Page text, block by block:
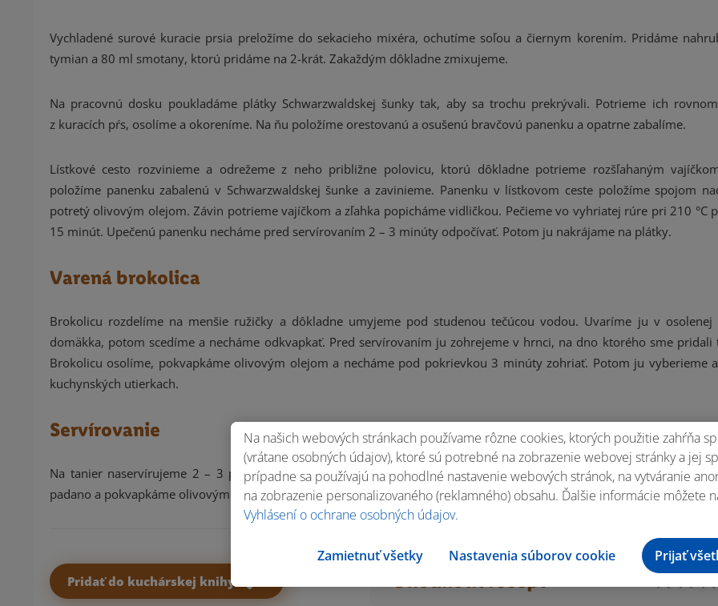
Vychladené surové kuracie prsia preložíme do sekacieho mixéra, ochutíme soľou a čiernym korením. Pridáme
tymian a 80 ml smotany, ktorú pridáme na 2-krát. Zakaždým dôkladne zmixujeme.
Na pracovnú dosku poukladáme plátky Schwarzwaldskej šunky tak, aby sa trochu prekrývali. Potrieme ich
z kuracích pŕs, osolíme a okoreníme. Na ňu položíme orestovanú a osušenú bravčovú panenku a opatrne zabalíme.
Lístkové cesto rozvinieme a odrežeme z neho približne polovicu, ktorú dôkladne potrieme rozšľahaným
položíme panenku zabalenú v Schwarzwaldskej šunke a zavinieme. Panenku v lístkovom ceste položíme spojom
potretý olivovým olejom. Závin potrieme vajíčkom a zľahka popicháme vidličkou. Pečieme vo vyhriatej rúre pri 210 °C
15 minút. Upečenú panenku necháme pred servírovaním 2 – 3 minúty odpočívať. Potom ju nakrájame na plátky.
Varená brokolica
Brokolicu rozdelíme na menšie ružičky a dôkladne umyjeme pod studenou tečúcou vodou. Uvaríme ju v osolenej
domäkka, potom scedíme a necháme odkvapkať. Pred servírovaním ju zohrejeme v hrnci, na dno ktorého sme pridali
Brokolicu osolíme, pokvapkáme olivovým olejom a necháme pod pokrievkou 3 minúty zohriať. Potom ju vyberieme
kuchynských utierkach.
Servírovanie
Na tanier naservírujeme 2 – 3 plátky panenky v lístkovom ceste a ružičky varenej brokolice. Posypeme strúhaným
padano a pokvapkáme olivovým olejom.
Pridať do kuchárskej knihy Ohodnotiť recept
Na našich webových stránkach používame rôzne cookies, ktorých použitie zahŕňa
(vrátane osobných údajov), ktoré sú potrebné na zobrazenie webovej stránky a jej
prípadne sa používajú na pohodlné nastavenie webových stránok, na vytváranie
na zobrazenie personalizovaného (reklamného) obsahu. Ďalšie informácie môžete
Vyhlásení o ochrane osobných údajov.
Zamietnuť všetky Nastavenia súborov cookie Prijať